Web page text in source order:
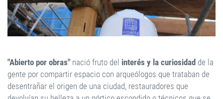
"Abierto por obras" nació fruto del interés y la curiosidad de la
gente por compartir espacio con arqueólogos que trataban de
desentrañar el origen de una ciudad, restauradores que